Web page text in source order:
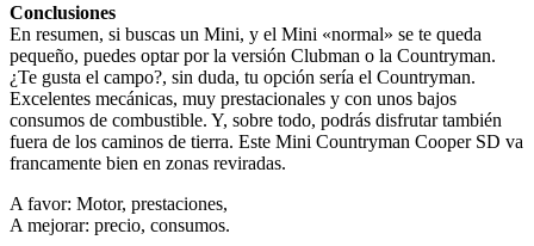
Conclusiones
En resumen, si buscas un Mini, y el Mini «normal» se te queda
pequeño, puedes optar por la versión Clubman o la Countryman.
¿Te gusta el campo?, sin duda, tu opción sería el Countryman.
Excelentes mecánicas, muy prestacionales y con unos bajos
consumos de combustible. Y, sobre todo, podrás disfrutar también
fuera de los caminos de tierra. Este Mini Countryman Cooper SD va
francamente bien en zonas reviradas.
A favor: Motor, prestaciones,
A mejorar: precio, consumos.